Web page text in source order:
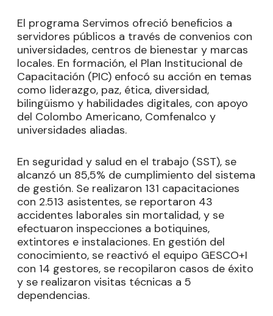
El programa Servimos ofreció beneficios a
servidores públicos a través de convenios con
universidades, centros de bienestar y marcas
locales. En formación, el Plan Institucional de
Capacitación (PIC) enfocó su acción en temas
como liderazgo, paz, ética, diversidad,
bilingüismo y habilidades digitales, con apoyo
del Colombo Americano, Comfenalco y
universidades aliadas.
En seguridad y salud en el trabajo (SST), se
alcanzó un 85,5% de cumplimiento del sistema
de gestión. Se realizaron 131 capacitaciones
con 2.513 asistentes, se reportaron 43
accidentes laborales sin mortalidad, y se
efectuaron inspecciones a botiquines,
extintores e instalaciones. En gestión del
conocimiento, se reactivó el equipo GESCO+I
con 14 gestores, se recopilaron casos de éxito
y se realizaron visitas técnicas a 5
dependencias.